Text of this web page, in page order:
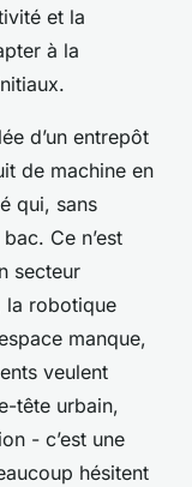
et la
à la
d’un entrepôt
de machine en
qui, sans
Ce n’est
secteur
la robotique
manque,
veulent
tête urbain,
- c’est une
hésitent